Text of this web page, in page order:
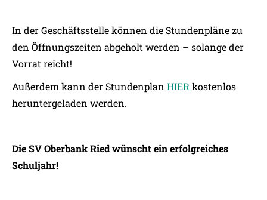
In der Geschäftsstelle können die Stundenpläne zu
den Öffnungszeiten abgeholt werden – solange der
Vorrat reicht!
Außerdem kann der Stundenplan HIER kostenlos
heruntergeladen werden.
Die SV Oberbank Ried wünscht ein erfolgreiches
Schuljahr!